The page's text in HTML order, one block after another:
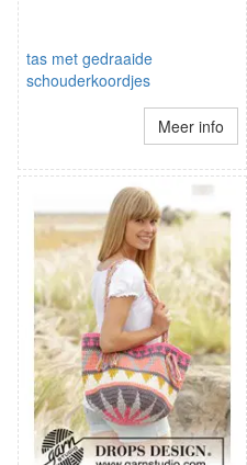
tas met gedraaide
schouderkoordjes
Meer info